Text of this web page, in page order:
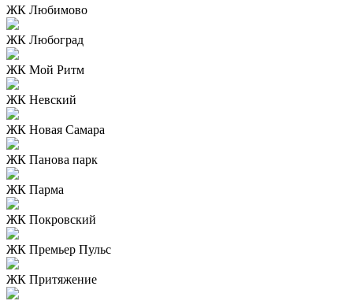
ЖК Любимово
ЖК Любоград
ЖК Мой Ритм
ЖК Невский
ЖК Новая Самара
ЖК Панова парк
ЖК Парма
ЖК Покровский
ЖК Премьер Пульс
ЖК Притяжение